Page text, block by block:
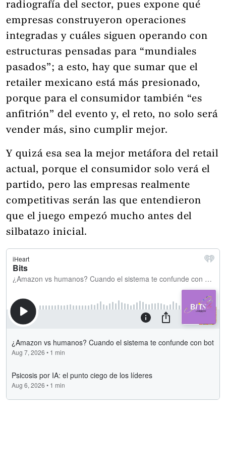
radiografía del sector, pues expone qué
empresas construyeron operaciones
integradas y cuáles siguen operando con
estructuras pensadas para “mundiales
pasados”; a esto, hay que sumar que el
retailer mexicano está más presionado,
porque para el consumidor también “es
anfitrión” del evento y, el reto, no solo será
vender más, sino cumplir mejor.
Y quizá esa sea la mejor metáfora del retail
actual, porque el consumidor solo verá el
partido, pero las empresas realmente
competitivas serán las que entendieron
que el juego empezó mucho antes del
silbatazo inicial.